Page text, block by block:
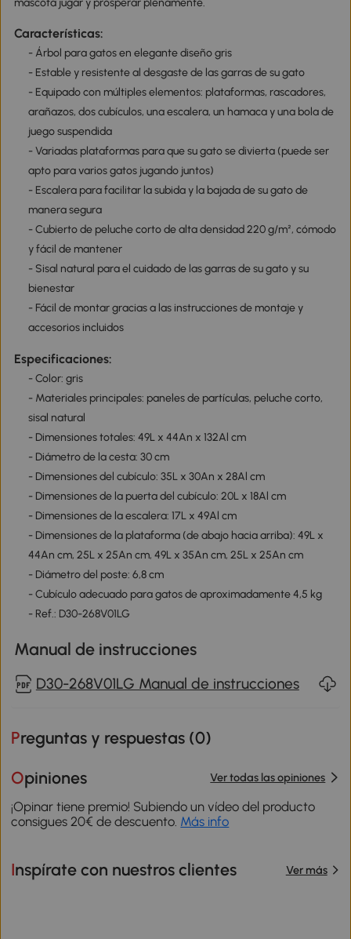
mascota jugar y prosperar plenamente.
Características:
- Árbol para gatos en elegante diseño gris
- Estable y resistente al desgaste de las garras de su gato
- Equipado con múltiples elementos: plataformas, rascadores,
arañazos, dos cubículos, una escalera, un hamaca y una bola de
juego suspendida
- Variadas plataformas para que su gato se divierta (puede ser
apto para varios gatos jugando juntos)
- Escalera para facilitar la subida y la bajada de su gato de
manera segura
- Cubierto de peluche corto de alta densidad 220 g/m², cómodo
y fácil de mantener
- Sisal natural para el cuidado de las garras de su gato y su
bienestar
- Fácil de montar gracias a las instrucciones de montaje y
accesorios incluidos
Especificaciones:
- Color: gris
- Materiales principales: paneles de partículas, peluche corto,
sisal natural
- Dimensiones totales: 49L x 44An x 132Al cm
- Diámetro de la cesta: 30 cm
- Dimensiones del cubículo: 35L x 30An x 28Al cm
- Dimensiones de la puerta del cubículo: 20L x 18Al cm
- Dimensiones de la escalera: 17L x 49Al cm
- Dimensiones de la plataforma (de abajo hacia arriba): 49L x
44An cm, 25L x 25An cm, 49L x 35An cm, 25L x 25An cm
- Diámetro del poste: 6,8 cm
- Cubículo adecuado para gatos de aproximadamente 4,5 kg
- Ref.: D30-268V01LG
Manual de instrucciones
D30-268V01LG Manual de instrucciones
Preguntas y respuestas (0)
Opiniones Ver todas las opiniones
¡Opinar tiene premio! Subiendo un vídeo del producto
consigues 20€ de descuento. Más info
Inspírate con nuestros clientes Ver más